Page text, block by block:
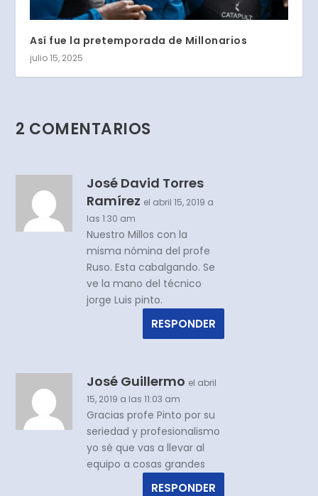
Así fue la pretemporada de Millonarios
julio 15, 2025
2 COMENTARIOS
José David Torres
Ramírez el abril 15, 2019 a
las 1:30 am
Nuestro Millos con la
misma nómina del profe
Ruso. Esta cabalgando. Se
ve la mano del técnico
jorge Luis pinto.
RESPONDER
José Guillermo el abril
15, 2019 a las 11:03 am
Gracias profe Pinto por su
seriedad y profesionalismo
yo sé que vas a llevar al
equipo a cosas grandes
RESPONDER